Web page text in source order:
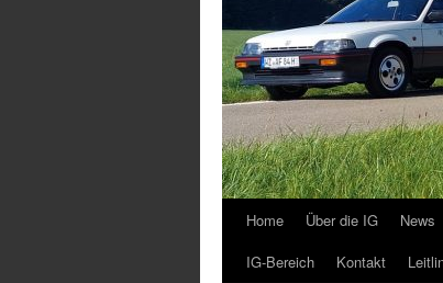
Home Über die IG News
IG-Bereich
Kontakt